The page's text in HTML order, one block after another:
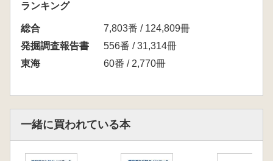
ランキング
総合
7,803番 / 124,809冊
発掘調査報告書
556番 / 31,314冊
東海
60番 / 2,770冊
一緒に買われている本